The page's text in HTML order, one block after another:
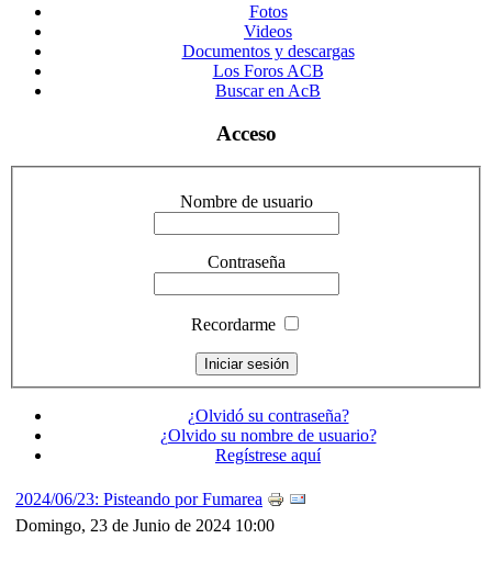
Fotos
Videos
Documentos y descargas
Los Foros ACB
Buscar en AcB
Acceso
Nombre de usuario
Contraseña
Recordarme
¿Olvidó su contraseña?
¿Olvido su nombre de usuario?
Regístrese aquí
2024/06/23: Pisteando por Fumarea
Domingo, 23 de Junio de 2024 10:00